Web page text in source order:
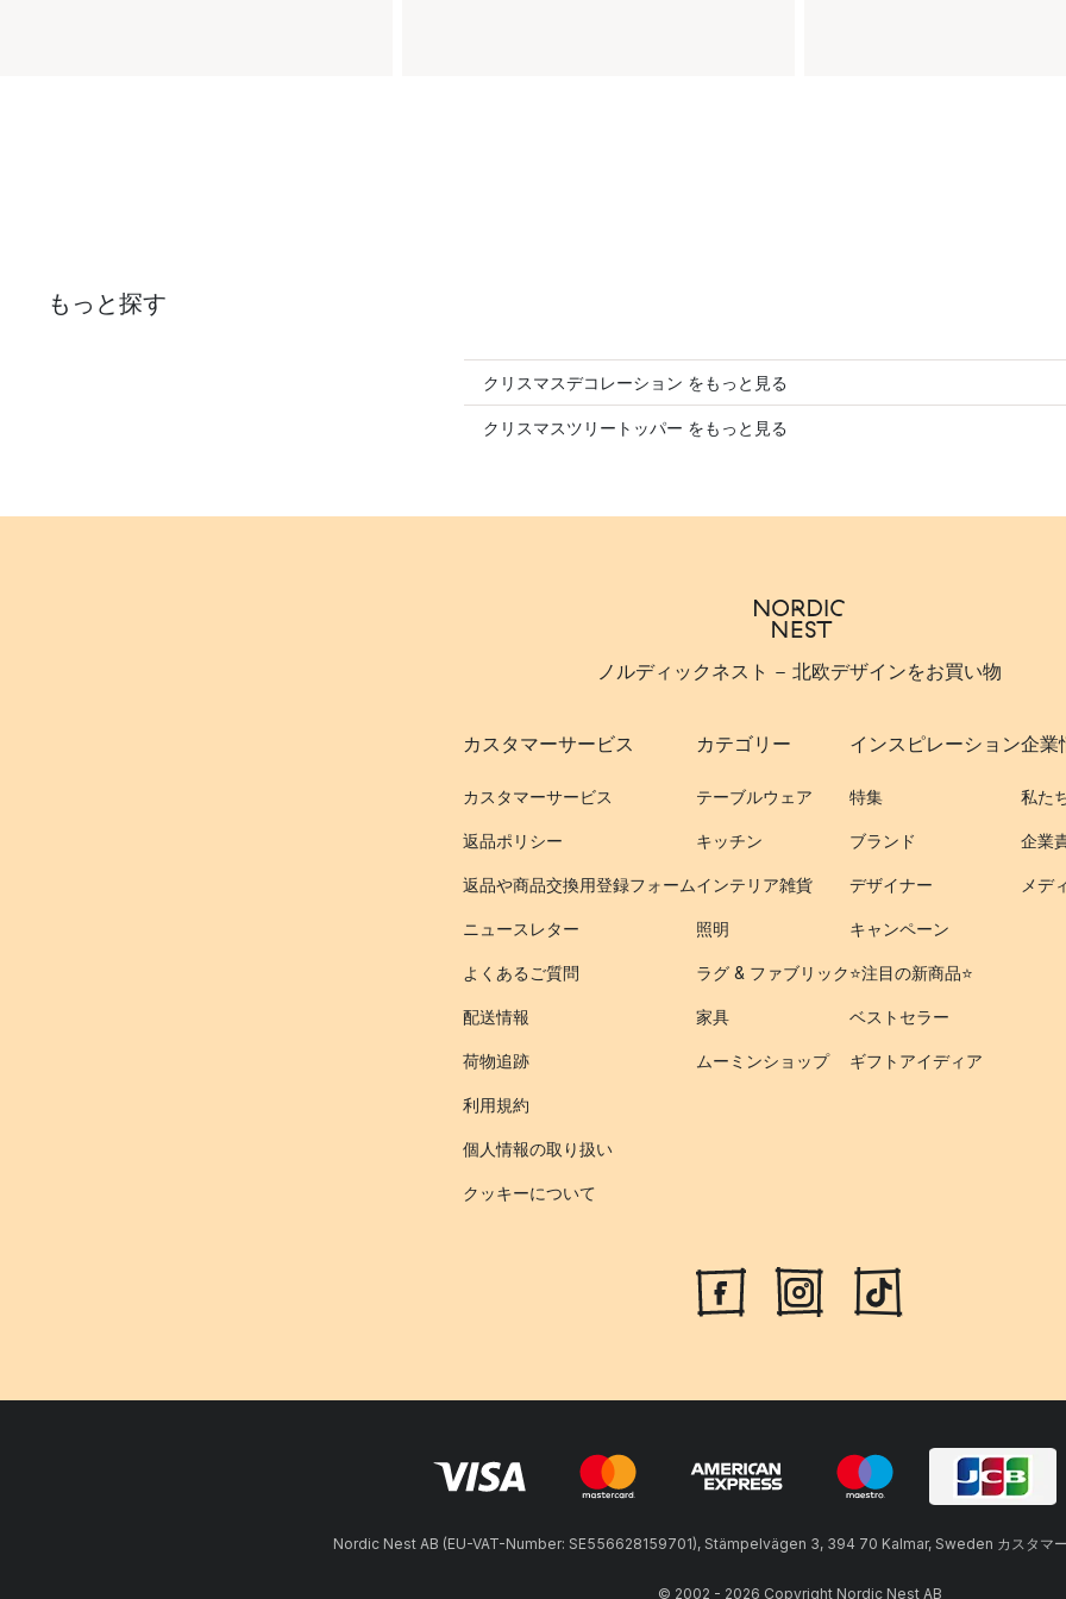
もっと探す
クリスマスデコレーション をもっと見る
クリスマスツリートッパー をもっと見る
ノルディックネスト - 北欧デザインをお買い物
カスタマーサービス
カスタマーサービス
返品ポリシー
返品や商品交換用登録フォーム
ニュースレター
よくあるご質問
配送情報
荷物追跡
利用規約
個人情報の取り扱い
クッキーについて
カテゴリー
テーブルウェア
キッチン
インテリア雑貨
照明
ラグ & ファブリック
家具
ムーミンショップ
インスピレーション
特集
ブランド
デザイナー
キャンペーン
⭐️注目の新商品⭐️
ベストセラー
ギフトアイディア
企業
私た
企業
メデ
Nordic Nest AB (EU-VAT-Number: SE556628159701), Stämpelvägen 3, 394 70 Kalmar, Sweden カスタマ
© 2002 - 2026 Copyright Nordic Nest AB